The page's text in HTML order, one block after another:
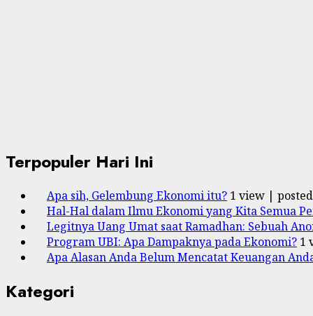
Terpopuler Hari Ini
Apa sih, Gelembung Ekonomi itu? 1 view |
Hal-Hal dalam Ilmu Ekonomi yang Kita Semua
Legitnya Uang Umat saat Ramadhan: Sebuah
Program UBI: Apa Dampaknya pada Ekonomi? 1
Apa Alasan Anda Belum Mencatat Keuangan
Kategori